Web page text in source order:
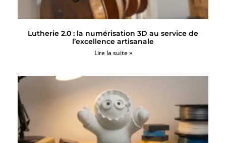
Lutherie 2.0 : la numérisation 3D au service de
l’excellence artisanale
Lire la suite »